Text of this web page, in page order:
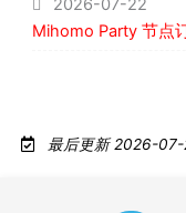
2026-07-22
Mihomo Party 节点
最后更新 2026-07-